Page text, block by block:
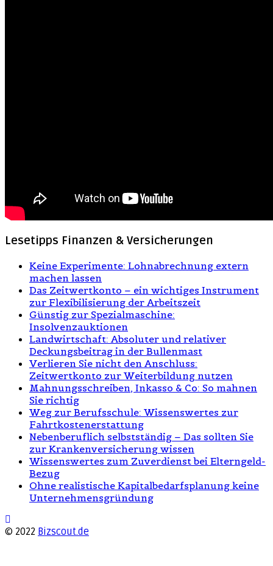
Lesetipps Finanzen & Versicherungen
Keine Experimente: Lohnabrechnung extern
machen lassen
Das Zeitwertkonto – ein wichtiges Instrument
zur Flexibilisierung der Arbeitszeit
Günstig zur Spezialmaschine:
Insolvenzauktionen
Landwirtschaft: Absoluter und relativer
Deckungsbeitrag in der Bullenmast
Verlieren Sie nicht den Anschluss:
Zeitwertkonto zur Weiterbildung nutzen
Mahnungsschreiben, Inkasso & Co: So mahnen
Sie richtig
Weg zur Berufsschule: Wissenswertes zur
Fahrtkostenerstattung
Nebenberuflich selbstständig – Das sollten Sie
zur Krankenversicherung wissen
Wissenswertes zum Zuverdienst bei Elterngeld-
Bezug
Ohne realistische Kapitalbedarfsplanung keine
Unternehmensgründung
© 2022 Bizscout.de